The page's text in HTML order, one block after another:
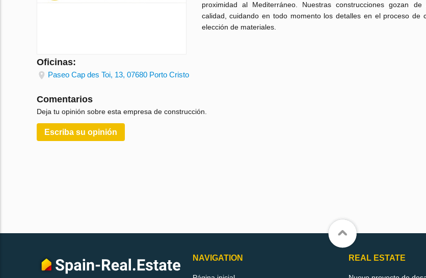
proximidad al Mediterráneo. Nuestras construcciones gozan
calidad, cuidando en todo momento los detalles en el proceso de
elección de materiales.
Oficinas:
Paseo Cap des Toi, 13, 07680 Porto Cristo
Comentarios
Deja tu opinión sobre esta empresa de construcción.
Escriba su opinión
NAVIGATION REAL ESTATE